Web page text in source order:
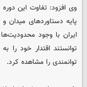
وی افزود: تفاوت این
پایه دستاوردهای
ایران با وجود
توانستند اقتدار خود
توانمندی را مشاهده کرد.